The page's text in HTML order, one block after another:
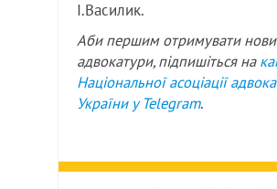
І.Василик.
Аби першим отримувати
адвокатури, підпишіться на
Національної асоціації
України у Telegram.